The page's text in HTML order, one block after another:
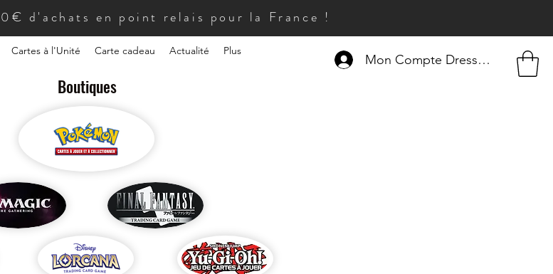
d'achats en point relais pour la France !
Cartes à l'Unité Carte cadeau Actualité Plus
Boutiques
Mon Compte Dresseur